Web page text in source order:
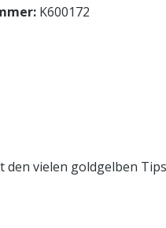
K600172
vielen goldgelben